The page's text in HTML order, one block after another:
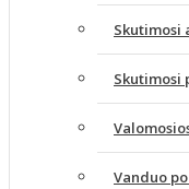
Skutimosi
Skutimosi
Vanduo